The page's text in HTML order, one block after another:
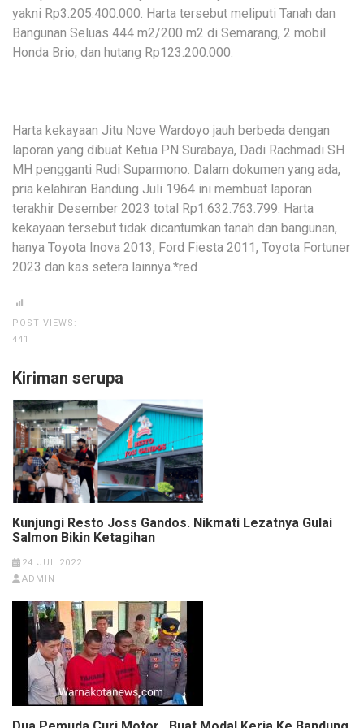
yakni Rp3.205.400.000. Harta tersebut meliputi Tanah dan
Bangunan Seluas 444 m2/200 m2 di Semarang, 2 mobil
Honda Brio, dan hutang Rp123.200.000.
Harta kekayaan Jitu Nove Wardoyo jauh berbeda dengan
laporan yang dibuat Ketua PN Surabaya, Dadi Rachmadi SH
MH pengganti Rudi Suparmono. Dalam dokumen yang ada,
pria kelahiran Bandung Juli 1964 ini membuat laporan
terakhir Desember 2023 total Rp1.632.763.799. Harta
kekayaan tersebut tidak dicantumkan tanah dan bangunan,
hanya Toyota Inova 2013, Ford Fiesta 2011, Toyota Fortuner
2023 dan kas setera lainnya.*red
POST VIEWS:
441
Kiriman serupa
Kunjungi Resto Joss Gandos. Nikmati Lezatnya Gulai
Salmon Bikin Ketagihan
24 JUL 2022
ADMIN